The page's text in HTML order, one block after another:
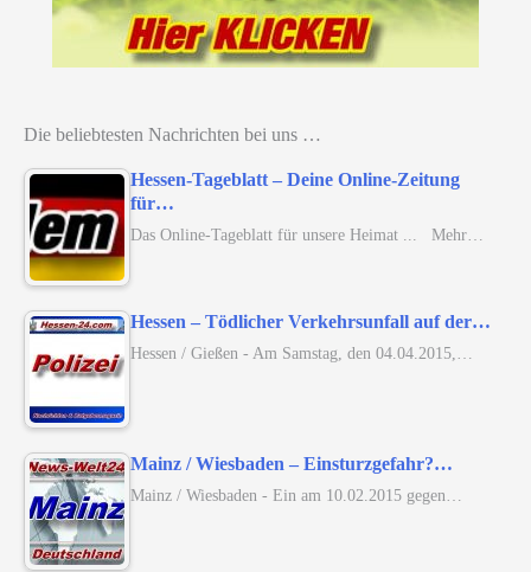
Die beliebtesten Nachrichten bei uns …
Hessen-Tageblatt – Deine Online-Zeitung
für…
Das Online-Tageblatt für unsere Heimat ... Mehr…
Hessen – Tödlicher Verkehrsunfall auf der…
Hessen / Gießen - Am Samstag, den 04.04.2015,…
Mainz / Wiesbaden – Einsturzgefahr?…
Mainz / Wiesbaden - Ein am 10.02.2015 gegen…